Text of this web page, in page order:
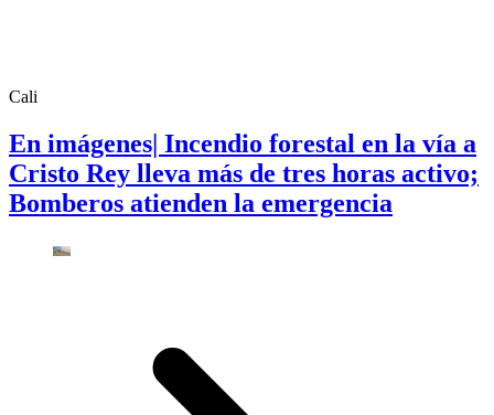
Cali
En imágenes| Incendio forestal en la vía a
Cristo Rey lleva más de tres horas activo;
Bomberos atienden la emergencia